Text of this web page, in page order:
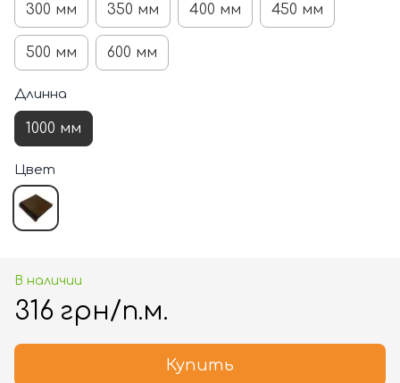
300 мм 350 мм 400 мм 450 мм
500 мм 600 мм
Длинна
1000 мм
Цвет
В наличии
316 грн/п.м.
Купить